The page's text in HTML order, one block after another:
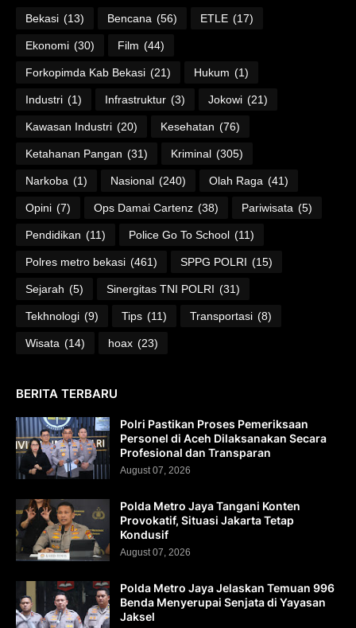
Bekasi (13) Bencana (56) ETLE (17)
Ekonomi (30) Film (44)
Forkopimda Kab Bekasi (21) Hukum (1)
Industri (1) Infrastruktur (3) Jokowi (21)
Kawasan Industri (20) Kesehatan (76)
Ketahanan Pangan (31) Kriminal (305)
Narkoba (1) Nasional (240) Olah Raga (41)
Opini (7) Ops Damai Cartenz (38) Pariwisata (5)
Pendidikan (11) Police Go To School (11)
Polres metro bekasi (461) SPPG POLRI (15)
Sejarah (5) Sinergitas TNI POLRI (31)
Tekhnologi (9) Tips (11) Transportasi (8)
Wisata (14) hoax (23)
BERITA TERBARU
Polri Pastikan Proses Pemeriksaan
Personel di Aceh Dilaksanakan Secara
Profesional dan Transparan
August 07, 2026
Polda Metro Jaya Tangani Konten
Provokatif, Situasi Jakarta Tetap
Kondusif
August 07, 2026
Polda Metro Jaya Jelaskan Temuan 996
Benda Menyerupai Senjata di Yayasan
Jaksel